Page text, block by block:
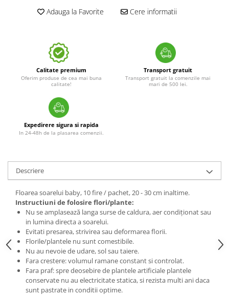
Adauga la Favorite Cere informatii
Calitate premium
Oferim produse de cea mai buna
calitate!
Transport gratuit
Transport gratuit la comenzile mai
mari de 500 lei.
Expedirere sigura si rapida
In 24-48h de la plasarea comenzii.
Descriere
Floarea soarelui baby, 10 fire / pachet, 20 - 30 cm inaltime.
Instructiuni de folosire flori/plante:
Nu se amplasează langa surse de caldura, aer condiționat sau
in lumina directa a soarelui.
Evitati presarea, strivirea sau deformarea florii.
Florile/plantele nu sunt comestibile.
Nu au nevoie de udare, sol sau taiere.
Fara crestere: volumul ramane constant si controlat.
Fara praf: spre deosebire de plantele artificiale plantele
conservate nu au electricitate statica, si rezista multi ani daca
sunt pastrate in conditii optime.